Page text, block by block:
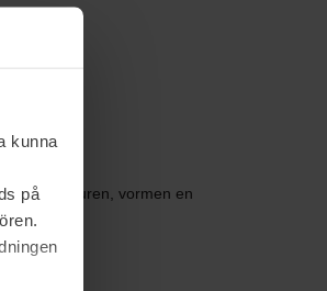
kunna
på
kleuren, vormen en